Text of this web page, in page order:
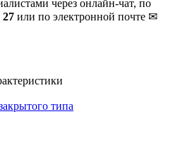
через онлайн-чат, по
27 или по электронной почте ✉
типа